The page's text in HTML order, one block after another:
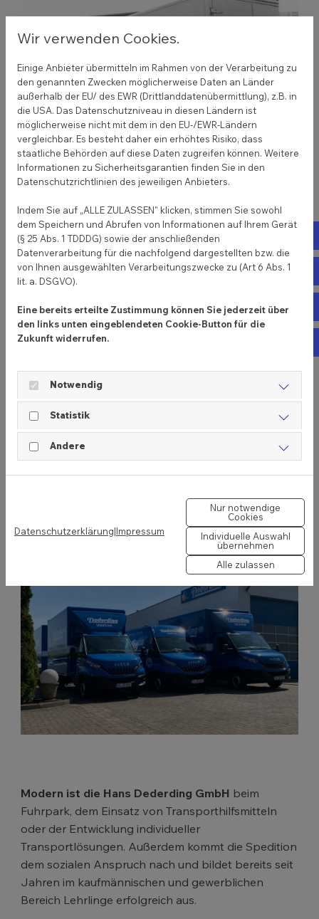
Die Gegenwart:Das Betätigungsfeld wuchs in der
Zwischenzeit der Gründung und dem
Standortwechsel zur Schulenburger Landstrasse
GmbH mit sämtlichen Aufgabenstellungen rund
ums Möbel.
Moderne. Seit 2002 ist die dritte Generation im
Unternehmen tätig, was den traditionellen
Hintergrund einer unternehmergeführten
mittelständischen Unternehmung in Deutschland
unterstreicht.
Modern ist die Hans Dederding GmbH beim
Fuhrpark, dem Einsatz von Transporthilfsmitteln
oder der Entwicklung individueller
Transportlösungen. Außerdem kommt die Spedition
dem sozialen Anspruch nach und bildet bereits seit
Jahren im kaufmännischen und gewerblichen
Bereich Lehrlinge erfolgreich aus.
Wir verwenden Cookies.
Einige Anbieter übermitteln im Rahmen von der Verarbeitung zu
den genannten Zwecken möglicherweise Daten an Länder
außerhalb der EU/ des EWR (Drittlanddatenübermittlung), z.B. in
die USA. Das Datenschutzniveau in diesen Ländern ist
möglicherweise nicht mit dem in den EU-/EWR-Ländern
vergleichbar. Es besteht daher ein erhöhtes Risiko, dass
staatliche Behörden auf diese Daten zugreifen können. Weitere
Informationen zu Sicherheitsgarantien finden Sie in den
Datenschutzrichtlinien des jeweiligen Anbieters.
Indem Sie auf „ALLE ZULASSEN" klicken, stimmen Sie sowohl
dem Speichern und Abrufen von Informationen auf Ihrem Gerät
(§ 25 Abs. 1 TDDDG) sowie der anschließenden
Datenverarbeitung für die nachfolgend dargestellten bzw. die
von Ihnen ausgewählten Verarbeitungszwecke zu (Art 6 Abs. 1
lit. a. DSGVO).
Eine bereits erteilte Zustimmung können Sie jederzeit über
den links unten eingeblendeten Cookie-Button für die
Zukunft widerrufen.
Notwendig
Statistik
Andere
Datenschutzerklärung|Impressum
Nur notwendige
Cookies
Individuelle Auswahl
übernehmen
Alle zulassen